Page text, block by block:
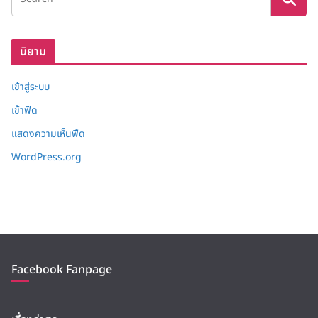
ก็
นิยาม
เข้าสู่ระบบ
เข้าฟีด
แสดงความเห็นฟีด
WordPress.org
Facebook Fanpage